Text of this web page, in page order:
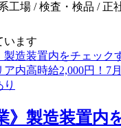
工場 / 検査・検品 / 正
います
》製造装置内